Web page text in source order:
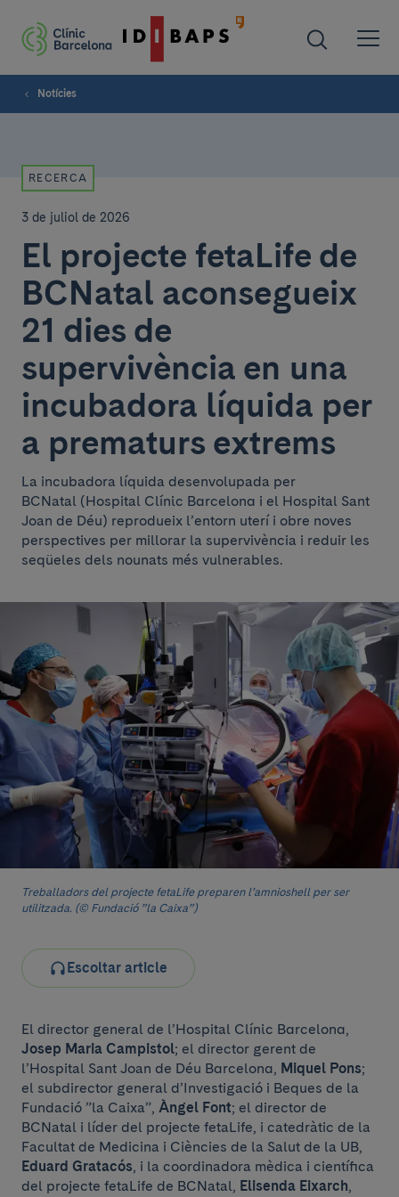
Notícies
RECERCA
3 de juliol de 2026
El projecte fetaLife de
BCNatal aconsegueix
21 dies de
supervivència en una
incubadora líquida per
a prematurs extrems
La incubadora líquida desenvolupada per
BCNatal (Hospital Clínic Barcelona i el Hospital Sant
Joan de Déu) reprodueix l’entorn uterí i obre noves
perspectives per millorar la supervivència i reduir les
seqüeles dels nounats més vulnerables.
Treballadors del projecte fetaLife preparen l’amnioshell per ser
utilitzada. (© Fundació ”la Caixa”)
Escoltar article
El director general de l’Hospital Clínic Barcelona,
Josep Maria Campistol; el director gerent de
l’Hospital Sant Joan de Déu Barcelona, Miquel Pons;
el subdirector general d’Investigació i Beques de la
Fundació ”la Caixa”, Àngel Font; el director de
BCNatal i líder del projecte fetaLife, i catedràtic de la
Facultat de Medicina i Ciències de la Salut de la UB,
Eduard Gratacós, i la coordinadora mèdica i científica
del projecte fetaLife de BCNatal, Elisenda Eixarch,